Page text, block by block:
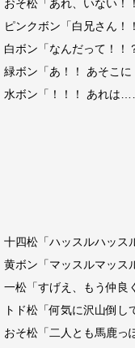
おそ松「あれ、いない！
ピンクボン「白兄さん！
白ボン「なんだって！！
緑ボン「あ！！ あそこに
水ボン「！！！ あれは
十四松「ハッスルハッス
黄ボン「マッスルマッス
一松「すげえ、もう仲良
トド松「何気に沢山倒
おそ松「二人とも馬鹿っ